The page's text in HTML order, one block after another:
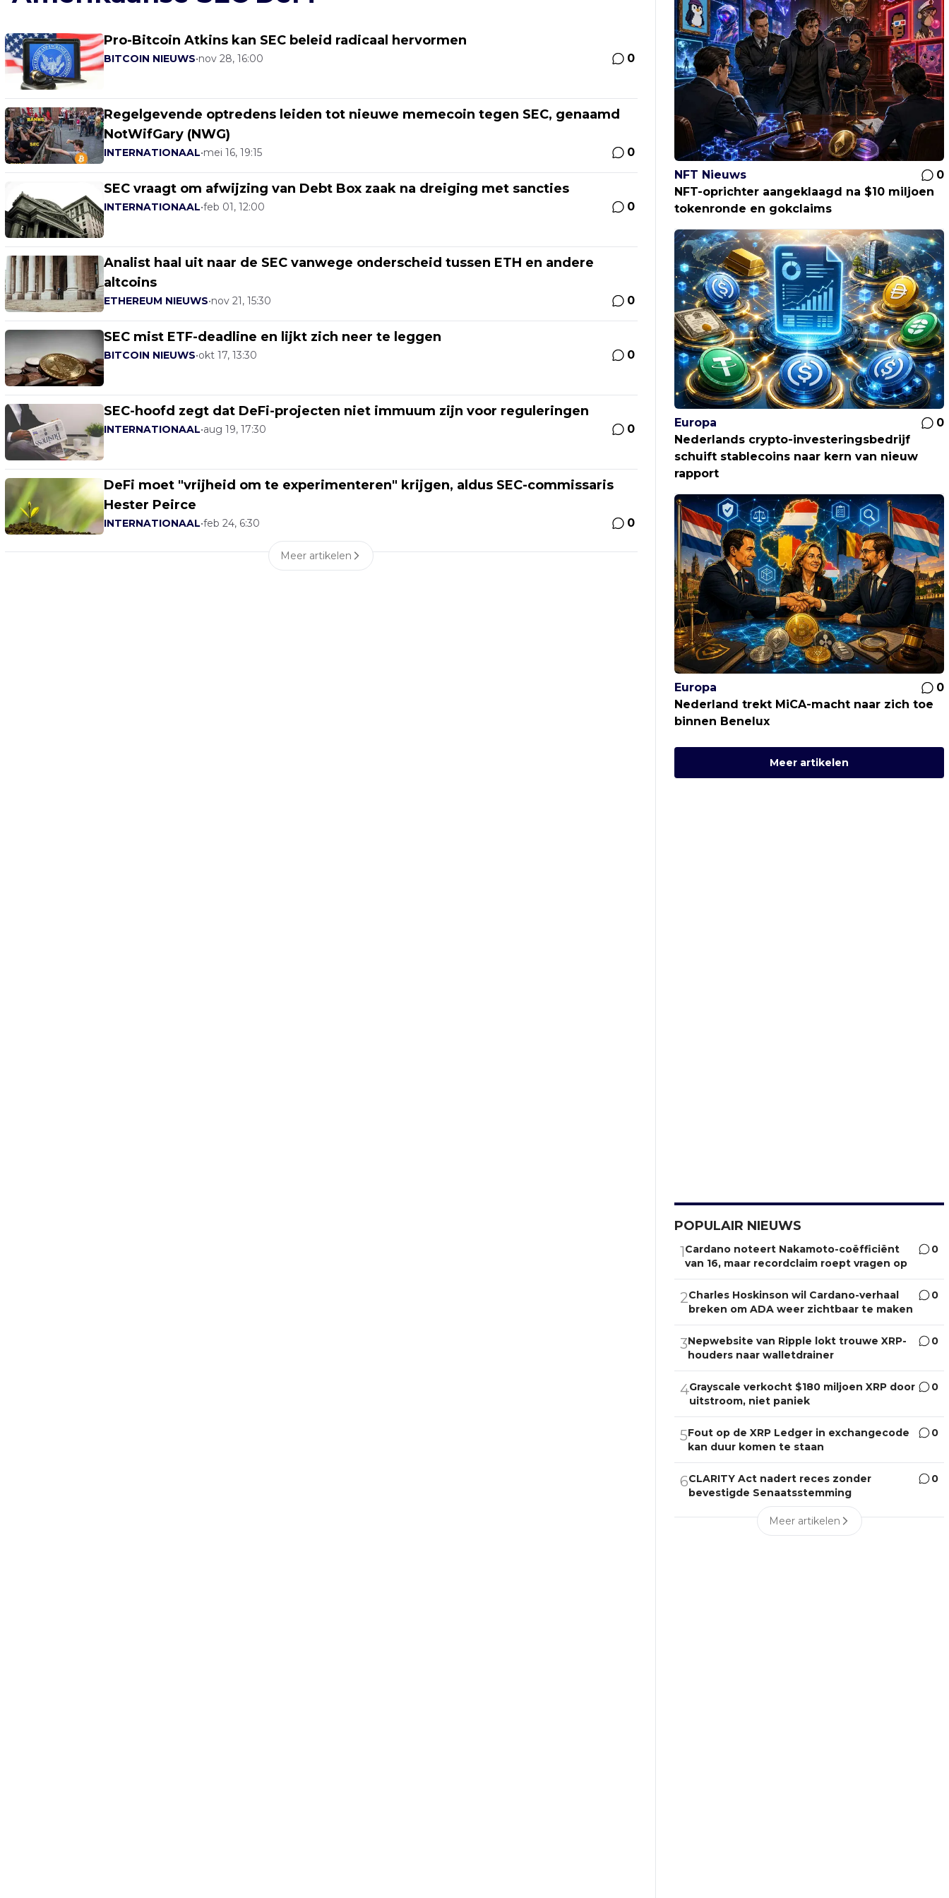
Pro-Bitcoin Atkins kan SEC beleid radicaal hervormen
BITCOIN NIEUWS•nov 28, 16:00 0
Regelgevende optredens leiden tot nieuwe memecoin tegen SEC, genaamd
NotWifGary (NWG)
INTERNATIONAAL•mei 16, 19:15 0
SEC vraagt om afwijzing van Debt Box zaak na dreiging met sancties
INTERNATIONAAL•feb 01, 12:00 0
Analist haal uit naar de SEC vanwege onderscheid tussen ETH en andere
altcoins
ETHEREUM NIEUWS•nov 21, 15:30 0
SEC mist ETF-deadline en lijkt zich neer te leggen
BITCOIN NIEUWS•okt 17, 13:30 0
SEC-hoofd zegt dat DeFi-projecten niet immuum zijn voor reguleringen
INTERNATIONAAL•aug 19, 17:30 0
DeFi moet "vrijheid om te experimenteren" krijgen, aldus SEC-commissaris
Hester Peirce
INTERNATIONAAL•feb 24, 6:30 0
Meer artikelen
NFT Nieuws
0
NFT-oprichter aangeklaagd na $10 miljoen
tokenronde en gokclaims
Europa
0
Nederlands crypto-investeringsbedrijf
schuift stablecoins naar kern van nieuw
rapport
Europa
0
Nederland trekt MiCA-macht naar zich toe
binnen Benelux
Meer artikelen
POPULAIR NIEUWS
1Cardano noteert Nakamoto-coëfficiënt
van 16, maar recordclaim roept vragen op
0
2Charles Hoskinson wil Cardano-verhaal
breken om ADA weer zichtbaar te maken
0
3Nepwebsite van Ripple lokt trouwe XRP-
houders naar walletdrainer
0
4Grayscale verkocht $180 miljoen XRP door
uitstroom, niet paniek
0
5Fout op de XRP Ledger in exchangecode
kan duur komen te staan
0
6CLARITY Act nadert reces zonder
bevestigde Senaatsstemming
0
Meer artikelen